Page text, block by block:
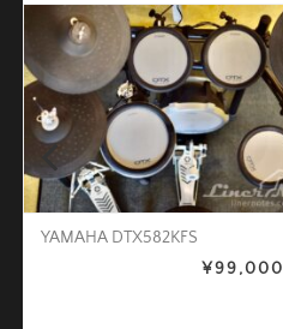
YAMAHA DTX582KFS
¥99,000